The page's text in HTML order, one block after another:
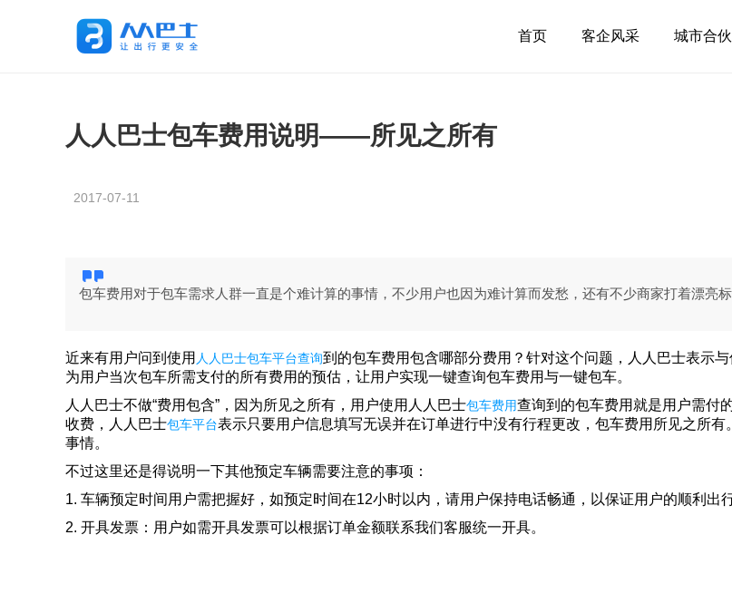
首页 客企风采 城市合伙
人人巴士包车费用说明——所见之所有
2017-07-11
包车费用对于包车需求人群一直是个难计算的事情，不少用户也因为难计算而发愁，还有不少商家打着漂亮
近来有用户问到使用 人人巴士包车平台查询到的包车费用包含哪部分费用？针对这个问题，人人巴士表示
为用户当次包车所需支付的所有费用的预估，让用户实现一键查询包车费用与一键包车。
人人巴士不做“费用包含”，因为所见之所有，用户使用人人巴士包车费用查询到的包车费用就是用户需付
收费，人人巴士包车平台表示只要用户信息填写无误并在订单进行中没有行程更改，包车费用所见之所
事情。
不过这里还是得说明一下其他预定车辆需要注意的事项：
1. 车辆预定时间用户需把握好，如预定时间在12小时以内，请用户保持电话畅通，以保证用户的顺利出行
2. 开具发票：用户如需开具发票可以根据订单金额联系我们客服统一开具。